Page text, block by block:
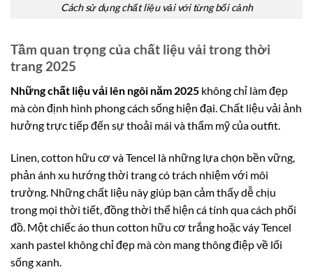
Cách sử dụng chất liệu vải với từng bối cảnh
Tầm quan trọng của chất liệu vải trong thời
trang 2025
Những chất liệu vải lên ngôi năm 2025 không chỉ làm đẹp
mà còn định hình phong cách sống hiện đại. Chất liệu vải ảnh
hưởng trực tiếp đến sự thoải mái và thẩm mỹ của outfit.
Linen, cotton hữu cơ và Tencel là những lựa chọn bền vững,
phản ánh xu hướng thời trang có trách nhiệm với môi
trường. Những chất liệu này giúp bạn cảm thấy dễ chịu
trong mọi thời tiết, đồng thời thể hiện cá tính qua cách phối
đồ. Một chiếc áo thun cotton hữu cơ trắng hoặc váy Tencel
xanh pastel không chỉ đẹp mà còn mang thông điệp về lối
sống xanh.